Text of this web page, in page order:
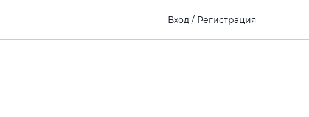
Вход / Регистрация